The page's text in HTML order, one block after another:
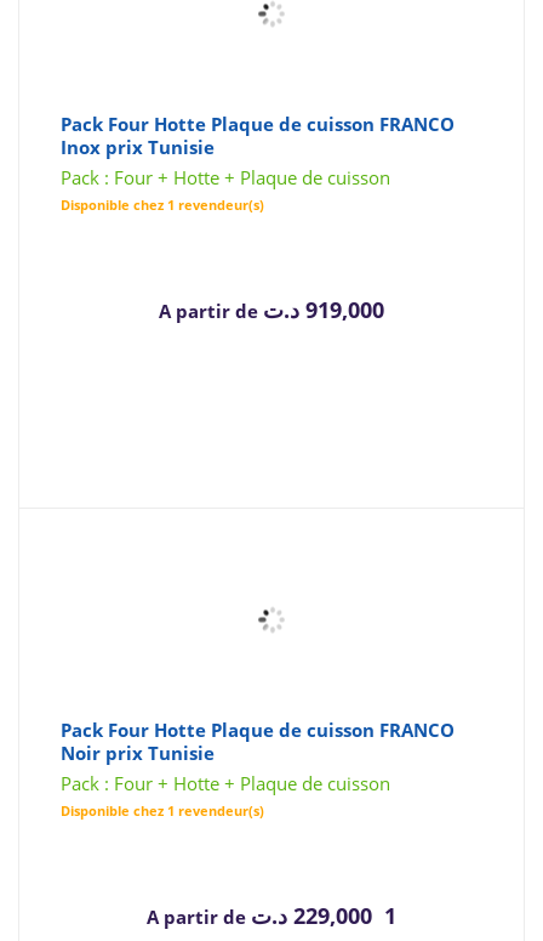
Pack Four Hotte Plaque de cuisson FRANCO
Inox prix Tunisie
Pack : Four + Hotte + Plaque de cuisson
Disponible chez 1 revendeur(s)
A partir de 919,000 د.ت
Pack Four Hotte Plaque de cuisson FRANCO
Noir prix Tunisie
Pack : Four + Hotte + Plaque de cuisson
Disponible chez 1 revendeur(s)
A partir de 1 229,000 د.ت